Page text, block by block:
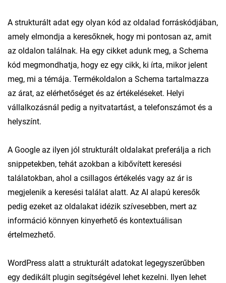
A strukturált adat egy olyan kód az oldalad forráskódjában,
amely elmondja a keresőknek, hogy mi pontosan az, amit
az oldalon találnak. Ha egy cikket adunk meg, a Schema
kód megmondhatja, hogy ez egy cikk, ki írta, mikor jelent
meg, mi a témája. Termékoldalon a Schema tartalmazza
az árat, az elérhetőséget és az értékeléseket. Helyi
vállalkozásnál pedig a nyitvatartást, a telefonszámot és a
helyszínt.
A Google az ilyen jól strukturált oldalakat preferálja a rich
snippetekben, tehát azokban a kibővített keresési
találatokban, ahol a csillagos értékelés vagy az ár is
megjelenik a keresési találat alatt. Az AI alapú keresők
pedig ezeket az oldalakat idézik szívesebben, mert az
információ könnyen kinyerhető és kontextuálisan
értelmezhető.
WordPress alatt a strukturált adatokat legegyszerűbben
egy dedikált plugin segítségével lehet kezelni. Ilyen lehet